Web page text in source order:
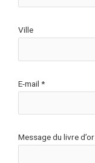
Ville
E-mail *
Message du livre d’or